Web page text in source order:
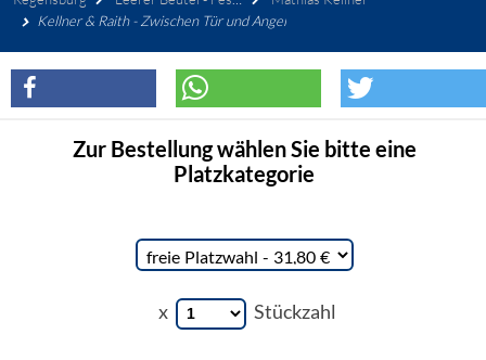
Kellner & Raith - Zwischen Tür und Angel
Zur Bestellung wählen Sie bitte eine
Platzkategorie
x Stückzahl